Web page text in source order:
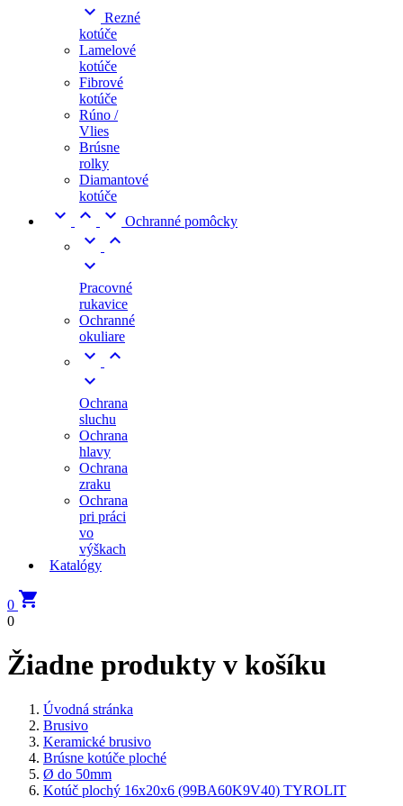
 Rezné
kotúče
Lamelové
kotúče
Fibrové
kotúče
Rúno /
Vlies
Brúsne
rolky
Diamantové
kotúče
   Ochranné pomôcky



Pracovné
rukavice
Ochranné
okuliare



Ochrana
sluchu
Ochrana
hlavy
Ochrana
zraku
Ochrana
pri práci
vo
výškach
Katalógy
0 
0
Žiadne produkty v košíku
Úvodná stránka
Brusivo
Keramické brusivo
Brúsne kotúče ploché
Ø do 50mm
Kotúč plochý 16x20x6 (99BA60K9V40) TYROLIT